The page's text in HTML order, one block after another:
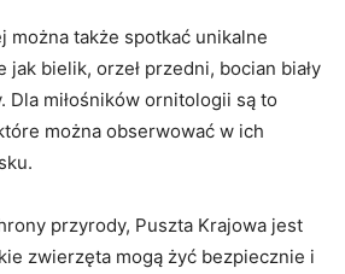
można także spotkać unikalne
jak bielik, orzeł przedni, bocian biały
Dla miłośników ornitologii są to
można obserwować w ich
przyrody, Puszta Krajowa jest
zwierzęta mogą żyć bezpiecznie i